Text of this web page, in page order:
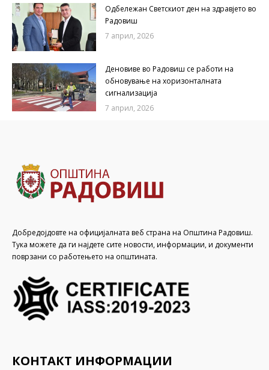
Одбележан Светскиот ден на здравјето во
Радовиш
7 април, 2026
Деновиве во Радовиш се работи на
обновување на хоризонталната
сигнализација
7 април, 2026
Добредојдовте на официјалната веб страна на Општина Радовиш.
Тука можете да ги најдете сите новости, информации, и документи
поврзани со работењето на општината.
КОНТАКТ ИНФОРМАЦИИ